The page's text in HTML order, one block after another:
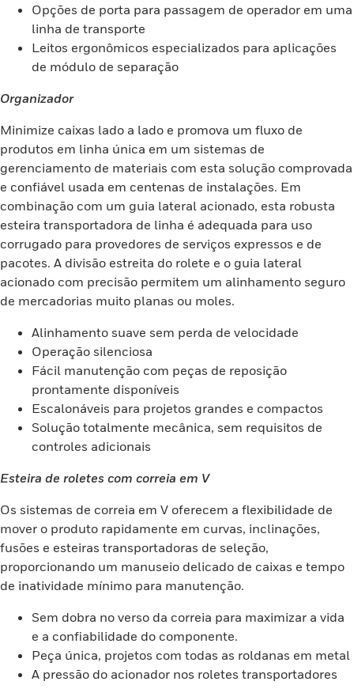
Opções de porta para passagem de operador em uma
linha de transporte
Leitos ergonômicos especializados para aplicações
de módulo de separação
Organizador
Minimize caixas lado a lado e promova um fluxo de
produtos em linha única em um sistemas de
gerenciamento de materiais com esta solução comprovada
e confiável usada em centenas de instalações. Em
combinação com um guia lateral acionado, esta robusta
esteira transportadora de linha é adequada para uso
corrugado para provedores de serviços expressos e de
pacotes. A divisão estreita do rolete e o guia lateral
acionado com precisão permitem um alinhamento seguro
de mercadorias muito planas ou moles.
Alinhamento suave sem perda de velocidade
Operação silenciosa
Fácil manutenção com peças de reposição
prontamente disponíveis
Escalonáveis para projetos grandes e compactos
Solução totalmente mecânica, sem requisitos de
controles adicionais
Esteira de roletes com correia em V
Os sistemas de correia em V oferecem a flexibilidade de
mover o produto rapidamente em curvas, inclinações,
fusões e esteiras transportadoras de seleção,
proporcionando um manuseio delicado de caixas e tempo
de inatividade mínimo para manutenção.
Sem dobra no verso da correia para maximizar a vida
e a confiabilidade do componente.
Peça única, projetos com todas as roldanas em metal
A pressão do acionador nos roletes transportadores